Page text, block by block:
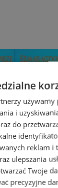
i
do
reklam i
ulepszania
Twoje
precyzyjne